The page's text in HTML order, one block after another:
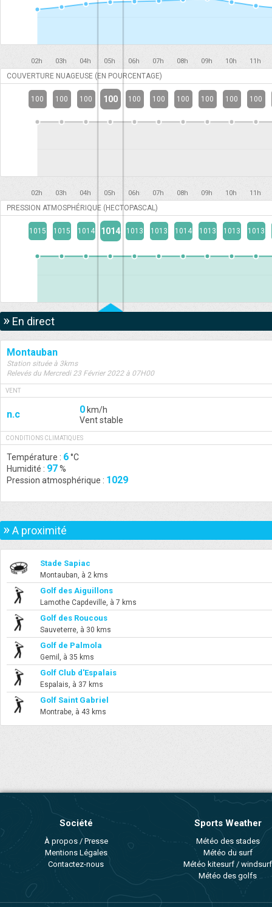
02h 03h 04h 05h 06h 07h 08h 09h 10h 11h
COUVERTURE NUAGEUSE (EN POURCENTAGE)
100 100 100 100 100 100 100 100 100 100
02h 03h 04h 05h 06h 07h 08h 09h 10h 11h
PRESSION ATMOSPHÉRIQUE (HECTOPASCAL)
1015 1015 1014 1014 1013 1013 1014 1013 1013 1013
» En direct
Montauban
Station située à 3kms
Relevés du Mercredi 23 Février 2022 à 07H00
VENT
n.c 0 km/h
Vent stable
CONDITIONS CLIMATIQUES
Température : 6°C
Humidité : 97%
Pression atmosphérique : 1029
»A proximité
Stade Sapiac
Montauban, à 2 kms
Golf des Aiguillons
Lamothe Capdeville, à 7 kms
Golf des Roucous
Sauveterre, à 30 kms
Golf de Palmola
Gemil, à 35 kms
Golf Club d'Espalais
Espalais, à 37 kms
Golf Saint Gabriel
Montrabe, à 43 kms
Société
À propos / Presse
Mentions Légales
Contactez-nous
Sports Weather
Météo des stades
Météo du surf
Météo kitesurf / windsurf
Météo des golfs